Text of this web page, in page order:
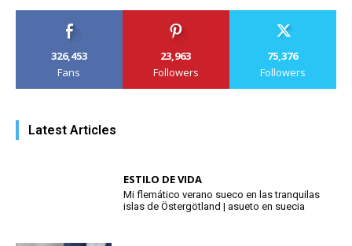
326,453
Fans
23,963
Followers
75,376
Followers
Latest Articles
ESTILO DE VIDA
Mi flemático verano sueco en las tranquilas
islas de Östergötland | asueto en suecia